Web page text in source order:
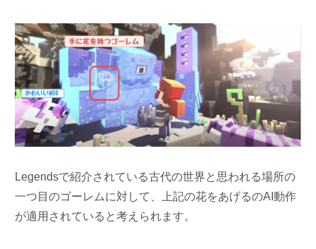
Legendsで紹介されている古代の世界と思われる場所の
一つ目のゴーレムに対して、上記の花をあげるのAI動作
が適用されていると考えられます。